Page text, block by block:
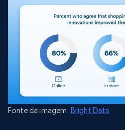
Fonte da imagem: Bright Data